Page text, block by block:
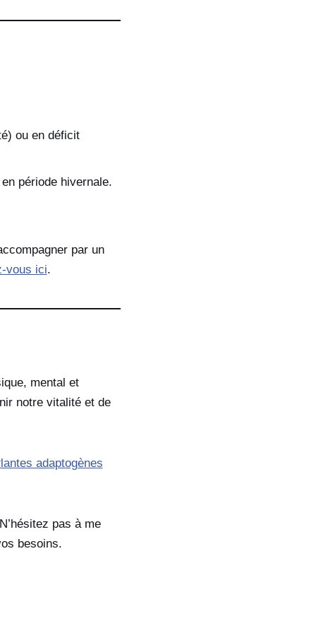
ou en déficit
période hivernale.
par un
vous ici.
mental et
notre vitalité et de
adaptogènes
pas à me
besoins.